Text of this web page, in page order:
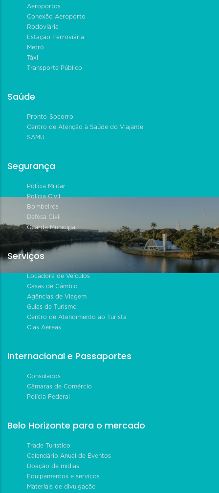
Aeroportos
Conexão Aeroporto
Rodoviária
Estação Ferroviária
Metrô
Táxi
Transporte Público
Saúde
Pronto-Socorro
Centro de Atenção à Saúde do Viajante
SAMU
Segurança
Polícia Militar
Polícia Civil
Bombeiros
Defesa Civil
Guarda Municipal
Serviços
Locadora de Veículos
Casas de Câmbio
Agências de Viagem
Guias de Turismo
Centro de Atendimento ao Turista
Cias Aéreas
Internacional e Passaportes
Consulados
Câmaras de Comércio
Polícia Federal
Belo Horizonte para o mercado
Trade Turístico
Calendário Anual de Eventos
Doação de mídias
Equipamentos e serviços
Materiais de divulgação